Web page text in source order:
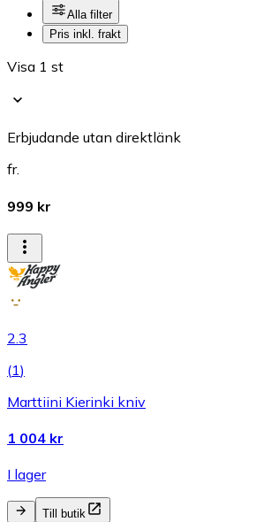
Alla filter
Pris inkl. frakt
Visa 1 st
Erbjudande utan direktlänk
fr.
999 kr
2.3
(1)
Marttiini Kierinki kniv
1 004 kr
I lager
Till butik